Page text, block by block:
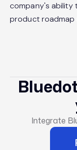
company's ability
product roadmap
Integrate